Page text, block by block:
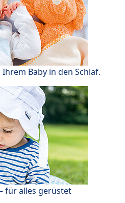
Baby in den Schlaf.
für alles gerüstet